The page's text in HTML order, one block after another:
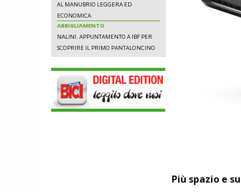
ABBIGLIAMENTO
NALINI. APPUNTAMENTO A IBF PER
SCOPRIRE IL PRIMO PANTALONCINO
CON AIRBAG INTEGRATO
SCARPE
DMT. TADEJ POGACAR, LA MAGLIA
GIALLA E UNA SPECIAL EDITION DELLA
Più spazio e